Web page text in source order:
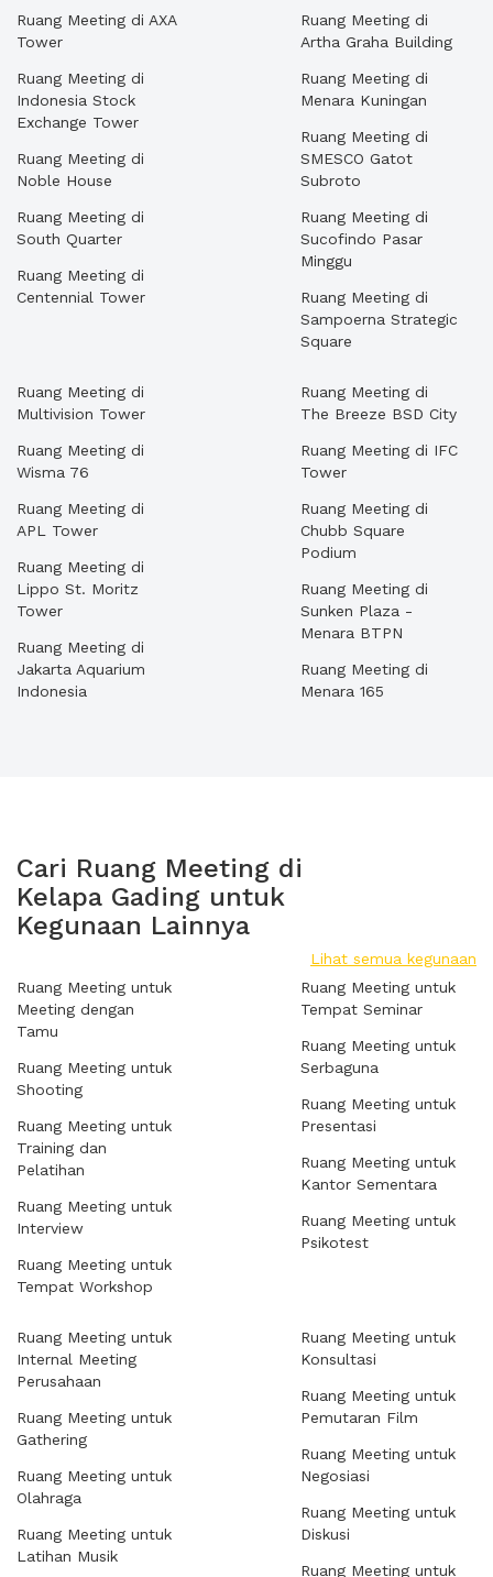
Ruang Meeting di AXA
Tower
Ruang Meeting di
Indonesia Stock
Exchange Tower
Ruang Meeting di
Noble House
Ruang Meeting di
South Quarter
Ruang Meeting di
Centennial Tower
Ruang Meeting di
Artha Graha Building
Ruang Meeting di
Menara Kuningan
Ruang Meeting di
SMESCO Gatot
Subroto
Ruang Meeting di
Sucofindo Pasar
Minggu
Ruang Meeting di
Sampoerna Strategic
Square
Ruang Meeting di
Multivision Tower
Ruang Meeting di
Wisma 76
Ruang Meeting di
APL Tower
Ruang Meeting di
Lippo St. Moritz
Tower
Ruang Meeting di
Jakarta Aquarium
Indonesia
Ruang Meeting di
The Breeze BSD City
Ruang Meeting di IFC
Tower
Ruang Meeting di
Chubb Square
Podium
Ruang Meeting di
Sunken Plaza -
Menara BTPN
Ruang Meeting di
Menara 165
Cari Ruang Meeting di
Kelapa Gading untuk
Kegunaan Lainnya
Lihat semua kegunaan
Ruang Meeting untuk
Meeting dengan
Tamu
Ruang Meeting untuk
Shooting
Ruang Meeting untuk
Training dan
Pelatihan
Ruang Meeting untuk
Interview
Ruang Meeting untuk
Tempat Workshop
Ruang Meeting untuk
Tempat Seminar
Ruang Meeting untuk
Serbaguna
Ruang Meeting untuk
Presentasi
Ruang Meeting untuk
Kantor Sementara
Ruang Meeting untuk
Psikotest
Ruang Meeting untuk
Internal Meeting
Perusahaan
Ruang Meeting untuk
Gathering
Ruang Meeting untuk
Olahraga
Ruang Meeting untuk
Latihan Musik
Ruang Meeting untuk
Konsultasi
Ruang Meeting untuk
Pemutaran Film
Ruang Meeting untuk
Negosiasi
Ruang Meeting untuk
Diskusi
Ruang Meeting untuk